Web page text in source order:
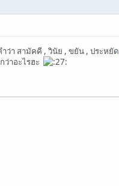
า สามัคคี , วินัย , ขยัน , ประหยัด
าอะไรฮะ